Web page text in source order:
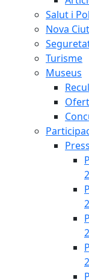
Salut i
Nova
Turisme
Museus